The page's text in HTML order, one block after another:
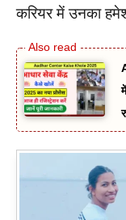
करियर में उनका